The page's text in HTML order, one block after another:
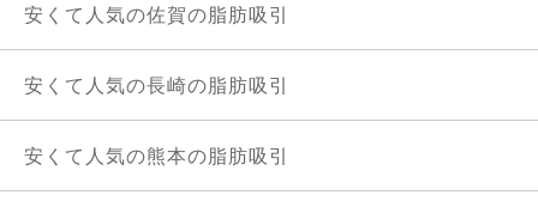
安くて人気の佐賀の脂肪吸引
安くて人気の長崎の脂肪吸引
安くて人気の熊本の脂肪吸引